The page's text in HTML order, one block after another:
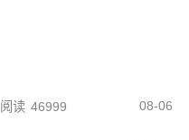
阅读 46999 08-06